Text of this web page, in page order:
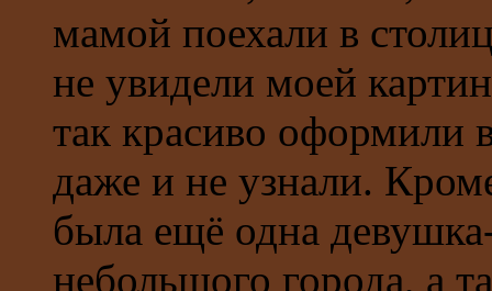
мамой поехали в
не увидели моей
так красиво оформили
даже и не узнали.
была ещё одна
небольшого города, а